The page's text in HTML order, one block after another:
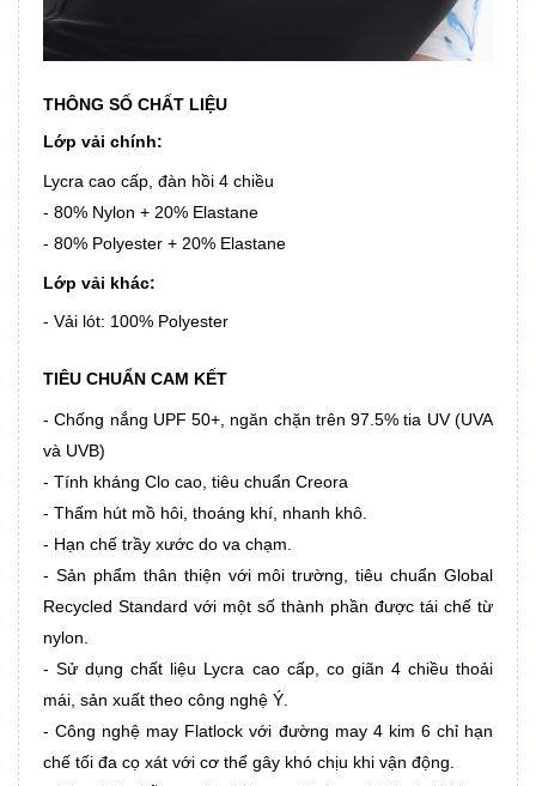
THÔNG SỐ CHẤT LIỆU
Lớp vải chính:
​Lycra cao cấp, đàn hồi 4 chiều
- 80% Nylon + 20% Elastane
- 80% Polyester + 20% Elastane
Lớp vải khác:
- Vải lót: 100% Polyester
TIÊU CHUẨN CAM KẾT
- Chống nắng UPF 50+, ngăn chặn trên 97.5% tia UV (UVA
và UVB)
- Tính kháng Clo cao, tiêu chuẩn Creora
- Thấm hút mồ hôi, thoáng khí, nhanh khô.
- Hạn chế trầy xước do va chạm.
- Sản phẩm thân thiện với môi trường, tiêu chuẩn Global
Recycled Standard với một số thành phần được tái chế từ
nylon.
- Sử dụng chất liệu Lycra cao cấp, co giãn 4 chiều thoải
mái, sản xuất theo công nghệ Ý.
- Công nghệ may Flatlock với đường may 4 kim 6 chỉ hạn
chế tối đa cọ xát với cơ thể gây khó chịu khi vận động.